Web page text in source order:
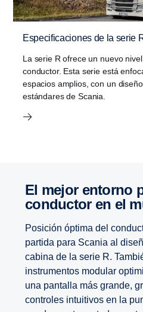
Especificaciones de la serie
La serie R ofrece un nuevo
conductor. Esta serie está
espacios amplios, con un
estándares de Scania.
El mejor entorno para el
conductor en el
Posición óptima del
partida para Scania al
cabina de la serie R.
instrumentos modular
una pantalla más grande,
controles intuitivos en la